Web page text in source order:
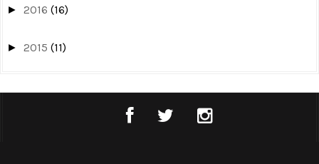
► 2016 (16)
► 2015 (11)